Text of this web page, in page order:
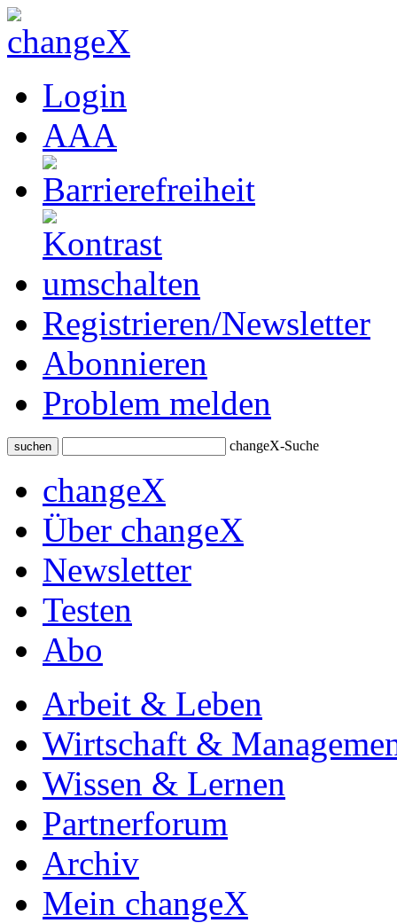
Login
AAA
Registrieren/Newsletter
Abonnieren
Problem melden
suchen changeX-Suche
changeX
Über changeX
Newsletter
Testen
Abo
Arbeit & Leben
Wirtschaft &
Wissen & Lernen
Partnerforum
Archiv
Mein changeX